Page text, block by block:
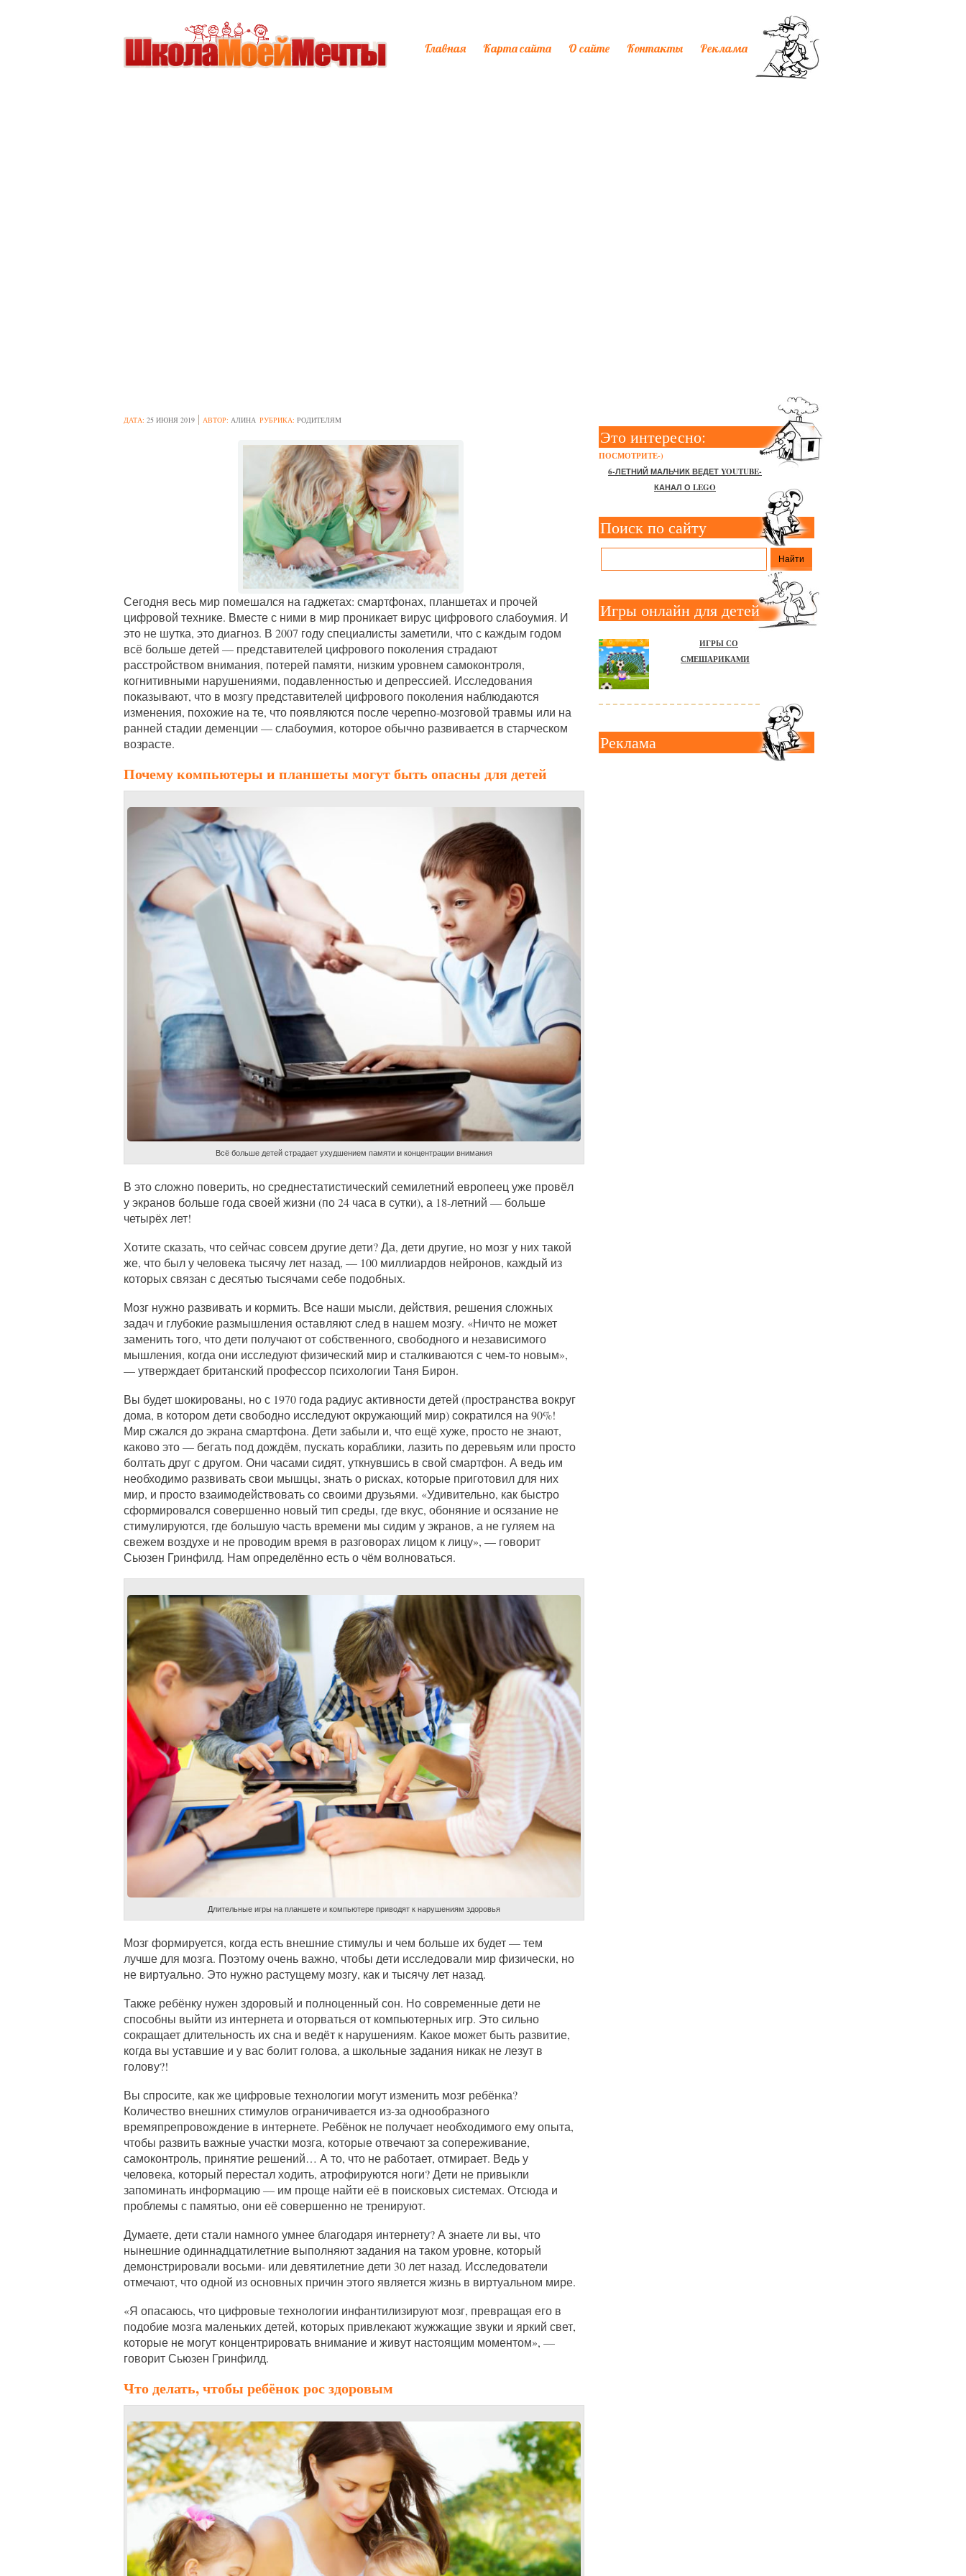
Главная Карта сайта О сайте Контакты Реклама
ДАТА: 25 ИЮНЯ 2019 АВТОР: АЛИНА РУБРИКА: РОДИТЕЛЯМ
Сегодня весь мир помешался на гаджетах: смартфонах, планшетах и прочей
цифровой технике. Вместе с ними в мир проникает вирус цифрового слабоумия. И
это не шутка, это диагноз. В 2007 году специалисты заметили, что с каждым годом
всё больше детей — представителей цифрового поколения страдают
расстройством внимания, потерей памяти, низким уровнем самоконтроля,
когнитивными нарушениями, подавленностью и депрессией. Исследования
показывают, что в мозгу представителей цифрового поколения наблюдаются
изменения, похожие на те, что появляются после черепно-мозговой травмы или на
ранней стадии деменции — слабоумия, которое обычно развивается в старческом
возрасте.
Почему компьютеры и планшеты могут быть опасны для детей
Всё больше детей страдает ухудшением памяти и концентрации внимания
В это сложно поверить, но среднестатистический семилетний европеец уже провёл
у экранов больше года своей жизни (по 24 часа в сутки), а 18-летний — больше
четырёх лет!
Хотите сказать, что сейчас совсем другие дети? Да, дети другие, но мозг у них такой
же, что был у человека тысячу лет назад, — 100 миллиардов нейронов, каждый из
которых связан с десятью тысячами себе подобных.
Мозг нужно развивать и кормить. Все наши мысли, действия, решения сложных
задач и глубокие размышления оставляют след в нашем мозгу. «Ничто не может
заменить того, что дети получают от собственного, свободного и независимого
мышления, когда они исследуют физический мир и сталкиваются с чем-то новым»,
— утверждает британский профессор психологии Таня Бирон.
Вы будет шокированы, но с 1970 года радиус активности детей (пространства вокруг
дома, в котором дети свободно исследуют окружающий мир) сократился на 90%!
Мир сжался до экрана смартфона. Дети забыли и, что ещё хуже, просто не знают,
каково это — бегать под дождём, пускать кораблики, лазить по деревьям или просто
болтать друг с другом. Они часами сидят, уткнувшись в свой смартфон. А ведь им
необходимо развивать свои мышцы, знать о рисках, которые приготовил для них
мир, и просто взаимодействовать со своими друзьями. «Удивительно, как быстро
сформировался совершенно новый тип среды, где вкус, обоняние и осязание не
стимулируются, где большую часть времени мы сидим у экранов, а не гуляем на
свежем воздухе и не проводим время в разговорах лицом к лицу», — говорит
Сьюзен Гринфилд. Нам определённо есть о чём волноваться.
Длительные игры на планшете и компьютере приводят к нарушениям здоровья
Мозг формируется, когда есть внешние стимулы и чем больше их будет — тем
лучше для мозга. Поэтому очень важно, чтобы дети исследовали мир физически, но
не виртуально. Это нужно растущему мозгу, как и тысячу лет назад.
Также ребёнку нужен здоровый и полноценный сон. Но современные дети не
способны выйти из интернета и оторваться от компьютерных игр. Это сильно
сокращает длительность их сна и ведёт к нарушениям. Какое может быть развитие,
когда вы уставшие и у вас болит голова, а школьные задания никак не лезут в
голову?!
Вы спросите, как же цифровые технологии могут изменить мозг ребёнка?
Количество внешних стимулов ограничивается из-за однообразного
времяпрепровождение в интернете. Ребёнок не получает необходимого ему опыта,
чтобы развить важные участки мозга, которые отвечают за сопереживание,
самоконтроль, принятие решений… А то, что не работает, отмирает. Ведь у
человека, который перестал ходить, атрофируются ноги? Дети не привыкли
запоминать информацию — им проще найти её в поисковых системах. Отсюда и
проблемы с памятью, они её совершенно не тренируют.
Думаете, дети стали намного умнее благодаря интернету? А знаете ли вы, что
нынешние одиннадцатилетние выполняют задания на таком уровне, который
демонстрировали восьми- или девятилетние дети 30 лет назад. Исследователи
отмечают, что одной из основных причин этого является жизнь в виртуальном мире.
«Я опасаюсь, что цифровые технологии инфантилизируют мозг, превращая его в
подобие мозга маленьких детей, которых привлекают жужжащие звуки и яркий свет,
которые не могут концентрировать внимание и живут настоящим моментом», —
говорит Сьюзен Гринфилд.
Что делать, чтобы ребёнок рос здоровым
Это интересно:
ПОСМОТРИТЕ-)
6-ЛЕТНИЙ МАЛЬЧИК ВЕДЕТ YOUTUBE-
КАНАЛ О LEGO
Поиск по сайту
Игры онлайн для детей
ИГРЫ СО
СМЕШАРИКАМИ
Реклама